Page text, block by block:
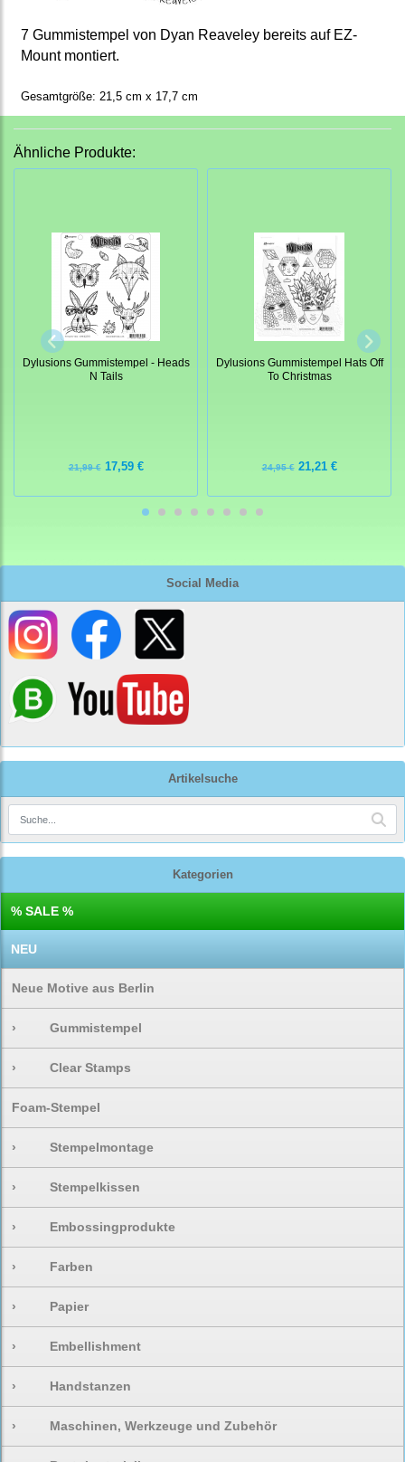
Social Media
Artikelsuche
Kategorien
% SALE %
NEU
Neue Motive aus Berlin
› Gummistempel
› Clear Stamps
Foam-Stempel
› Stempelmontage
› Stempelkissen
› Embossingprodukte
› Farben
› Papier
› Embellishment
› Handstanzen
› Maschinen, Werkzeuge und Zubehör
7 Gummistempel von Dyan Reaveley bereits auf EZ-
Mount montiert.
Gesamtgröße: 21,5 cm x 17,7 cm
Ähnliche Produkte:
Dylusions Gummistempel - Heads
N Tails
21,99 €17,59 €
Dylusions Gummistempel Hats Off
To Christmas
24,95 €21,21 €